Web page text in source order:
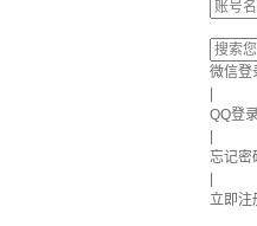
微信登
QQ登
忘记密
立即注